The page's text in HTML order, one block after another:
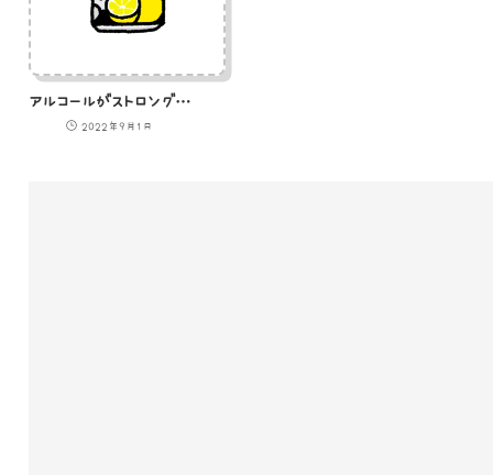
アルコールがストロングなお酒のイラスト
2022年9月1日